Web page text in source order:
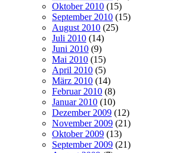
Oktober 2010 (15)
September 2010 (15)
August 2010 (25)
Juli 2010 (14)
Juni 2010 (9)
Mai 2010 (15)
April 2010 (5)
März 2010 (14)
Februar 2010 (8)
Januar 2010 (10)
Dezember 2009 (12)
November 2009 (21)
Oktober 2009 (13)
September 2009 (21)